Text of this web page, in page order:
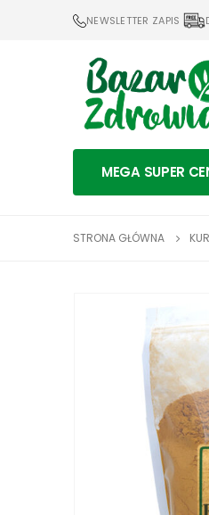
NEWSLETTER ZAPIS
MEGA SUPER
STRONA GŁÓWNA